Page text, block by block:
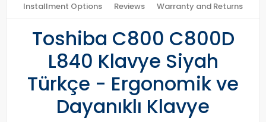
Installment Options Reviews Warranty and Returns
Toshiba C800 C800D
L840 Klavye Siyah
Türkçe - Ergonomik ve
Dayanıklı Klavye